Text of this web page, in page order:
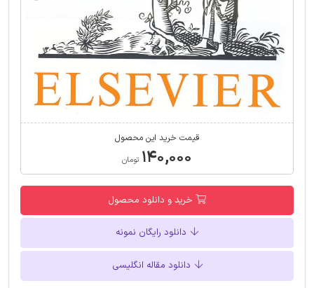
قیمت خرید این محصول
۱۴۰,۰۰۰ تومان
خرید و دانلود محصول
دانلود رایگان نمونه
دانلود مقاله انگلیسی